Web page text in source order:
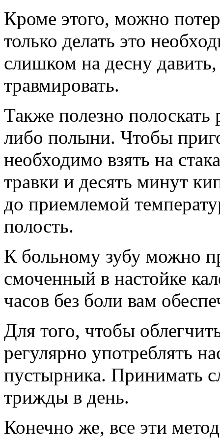
Кроме этого, можно
только делать это
слишком на десну
травмировать.
Также полезно
либо полыни. Чтобы
необходимо взять на
травки и десять минут
до приемлемой
полость.
К больному зубу можно
смоченный в настойке
часов без боли вам
Для того, чтобы
регулярно употреблять
пустырника. Принимать
трижды в день.
Конечно же, все эти